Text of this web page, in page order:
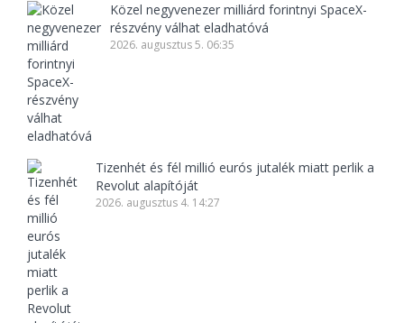
Közel negyvenezer milliárd forintnyi SpaceX-
részvény válhat eladhatóvá
2026. augusztus 5. 06:35
Tizenhét és fél millió eurós jutalék miatt perlik a
Revolut alapítóját
2026. augusztus 4. 14:27